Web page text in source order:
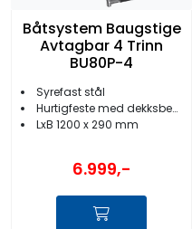
Båtsystem Baugstige
Avtagbar 4 Trinn
BU80P-4
Syrefast stål
Hurtigfeste med dekksbeslag
LxB 1200 x 290 mm
6.999,-